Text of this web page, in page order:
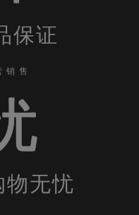
保证
销售
物无忧